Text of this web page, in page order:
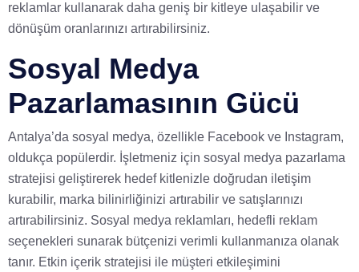
reklamlar kullanarak daha geniş bir kitleye ulaşabilir ve
dönüşüm oranlarınızı artırabilirsiniz.
Sosyal Medya
Pazarlamasının Gücü
Antalya’da sosyal medya, özellikle Facebook ve Instagram,
oldukça popülerdir. İşletmeniz için sosyal medya pazarlama
stratejisi geliştirerek hedef kitlenizle doğrudan iletişim
kurabilir, marka bilinirliğinizi artırabilir ve satışlarınızı
artırabilirsiniz. Sosyal medya reklamları, hedefli reklam
seçenekleri sunarak bütçenizi verimli kullanmanıza olanak
tanır. Etkin içerik stratejisi ile müşteri etkileşimini